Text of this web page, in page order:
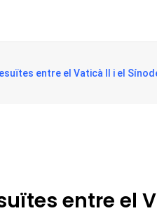
entre el Vaticà II i el
entre el